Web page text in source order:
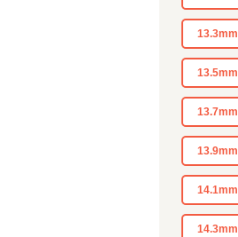
13.3mm
13.5mm
13.7mm
13.9mm
14.1mm
14.3mm